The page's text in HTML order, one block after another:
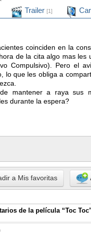
Trailer [1]
coinciden en la
de la cita algo mas les
Compulsivo). Pero el
lo que les obliga a
mantener a raya sus
durante la espera?
a Mis favoritas
de la película “Toc